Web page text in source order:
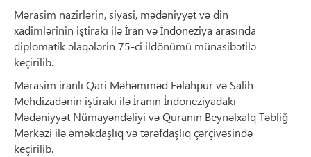
Mərasim nazirlərin, siyasi, mədəniyyət və din
xadimlərinin iştirakı ilə İran və İndoneziya arasında
diplomatik əlaqələrin 75-ci ildönümü münasibətilə
keçirilib.
Mərasim iranlı Qari Məhəmməd Fəlahpur və Salih
Mehdizadənin iştirakı ilə İranın İndoneziyadakı
Mədəniyyət Nümayəndəliyi və Quranın Beynəlxalq Təbliğ
Mərkəzi ilə əməkdaşlıq və tərəfdaşlıq çərçivəsində
keçirilib.